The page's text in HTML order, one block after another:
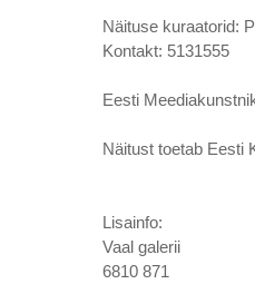
Näituse kuraatorid:
Kontakt: 5131555
Eesti
Näitust toetab Eesti
Lisainfo:
Vaal galerii
6810 871